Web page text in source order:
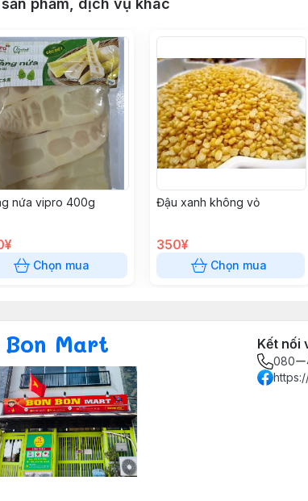
phẩm, dịch vụ khác
nứa vipro 400g
Chọn mua
Đậu xanh không vỏ
350¥
Chọn mua
Bon Mart Kết nối
080